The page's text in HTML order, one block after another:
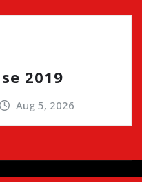
2019
Aug 5, 2026